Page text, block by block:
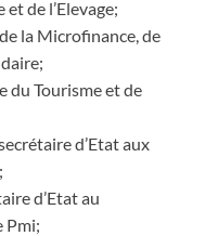
de l’Elevage;
la Microfinance, de
du Tourisme et de
d’Etat aux
d’Etat au
Pmi;